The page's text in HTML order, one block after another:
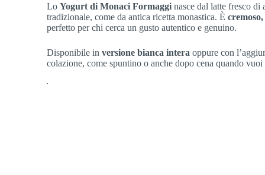
LoYogurt di Monaci Formaggi nasce dal latte fresco di
tradizionale, come da antica ricetta monastica. È
perfetto per chi cerca un gusto autentico e genuino.
Disponibile inversione bianca intera oppure con
colazione, come spuntino o anche dopo cena quando